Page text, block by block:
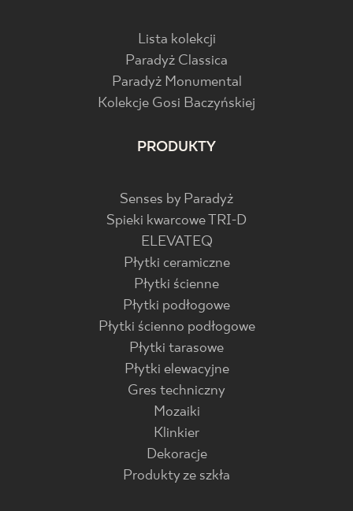
Lista kolekcji
Paradyż Classica
Paradyż Monumental
Kolekcje Gosi Baczyńskiej
PRODUKTY
Senses by Paradyż
Spieki kwarcowe TRI-D
ELEVATEQ
Płytki ceramiczne
Płytki ścienne
Płytki podłogowe
Płytki ścienno podłogowe
Płytki tarasowe
Płytki elewacyjne
Gres techniczny
Mozaiki
Klinkier
Dekoracje
Produkty ze szkła